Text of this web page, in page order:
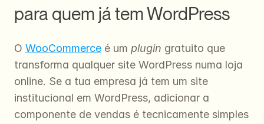
para quem já tem WordPress
O WooCommerce é um plugin gratuito que
transforma qualquer site WordPress numa loja
online. Se a tua empresa já tem um site
institucional em WordPress, adicionar a
componente de vendas é tecnicamente simples